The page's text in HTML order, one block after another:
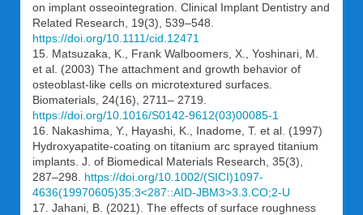
on implant osseointegration. Clinical Implant Dentistry and
Related Research, 19(3), 539–548.
https://doi.org/10.1111/cid.12471
15. Matsuzaka, K., Frank Walboomers, X., Yoshinari, M.
et al. (2003) The attachment and growth behavior of
osteoblast-like cells on microtextured surfaces.
Biomaterials, 24(16), 2711– 2719.
https://doi.org/10.1016/S0142-9612(03)00085-1
16. Nakashima, Y., Hayashi, K., Inadome, T. et al. (1997)
Hydroxyapatite-coating on titanium arc sprayed titanium
implants. J. of Biomedical Materials Research, 35(3),
287–298. https://doi.org/10.1002/(SICI)1097-
4636(19970605)35:3<287::AID-JBM3>3.3.CO;2-U
17. Jahani, B. (2021). The effects of surface roughness